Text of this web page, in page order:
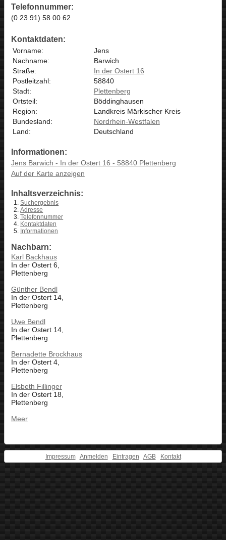
Telefonnummer:
(0 23 91) 58 00 62
Kontaktdaten:
Vorname:
Jens
Nachname:
Barwich
Straße:
In der Ostert 16
Postleitzahl:
58840
Stadt:
Plettenberg
Ortsteil:
Böddinghausen
Region:
Landkreis Märkischer Kreis
Bundesland:
Nordrhein-Westfalen
Land:
Deutschland
Informationen:
Jens Barwich - In der Ostert 16 - 58840 Plettenberg
Auf der Karte anzeigen
Inhaltsverzeichnis:
Suchergebnis
Adresse
Telefonnummer
Kontaktdaten
Informationen
Nachbarn:
Karl Backhaus
In der Ostert 6,
Plettenberg
Günther Bendl
In der Ostert 14,
Plettenberg
Uwe Bendl
In der Ostert 14,
Plettenberg
Bernadette Brockhaus
In der Ostert 4,
Plettenberg
Elsbeth Fillinger
In der Ostert 18,
Plettenberg
Meer
Impressum Anmelden Eintragen AGB Kontakt